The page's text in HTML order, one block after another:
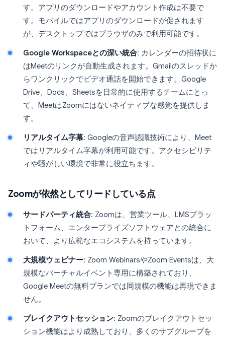
す。アプリのダウンロードやアカウント作成は不要で
す。モバイルではアプリのダウンロードが促されます
が、デスクトップではブラウザのみで利用可能です。
Google Workspaceとの深い統合: カレンダーの招待状に
はMeetのリンクが自動生成されます。Gmailのスレッドか
らワンクリックでビデオ通話を開始できます。Google
Drive、Docs、Sheetsを日常的に使用するチームにとっ
て、MeetはZoomにはないネイティブな感覚を提供しま
す。
リアルタイム字幕: Googleの音声認識技術により、Meet
ではリアルタイム字幕が利用可能です。アクセシビリテ
ィや騒がしい環境で非常に役立ちます。
Zoomが依然としてリードしている点
サードパーティ統合: Zoomは、営業ツール、LMSプラッ
トフォーム、エンタープライズソフトウェアとの統合に
おいて、より広範なエコシステムを持っています。
大規模ウェビナー: Zoom WebinarsやZoom Eventsは、大
規模なバーチャルイベント専用に構築されており、
Google Meetの無料プランでは同規模の機能は再現できま
せん。
ブレイクアウトセッション: Zoomのブレイクアウトセッ
ション機能はより成熟しており、多くのサブグループを